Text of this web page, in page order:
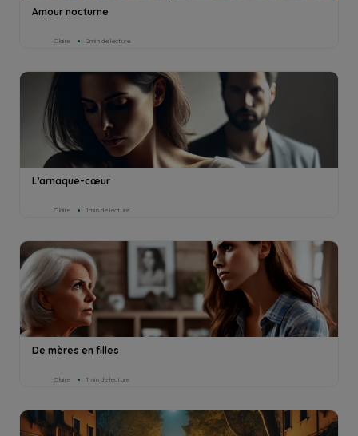
Amour nocturne
C.lair.e 2min de lecture
L’arnaque-cœur
C.lair.e 1min de lecture
De mères en filles
C.lair.e 1min de lecture